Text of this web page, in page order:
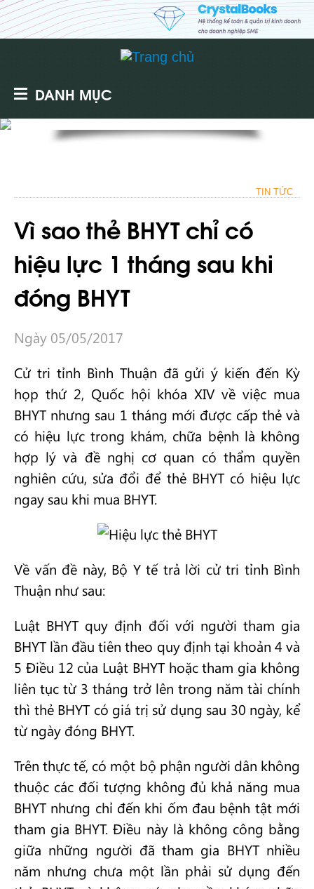
DANH MỤC
TIN TỨC
Vì sao thẻ BHYT chỉ có
hiệu lực 1 tháng sau khi
đóng BHYT
Ngày 05/05/2017
Cử tri tỉnh Bình Thuận đã gửi ý kiến đến Kỳ
họp thứ 2, Quốc hội khóa XIV về việc mua
BHYT nhưng sau 1 tháng mới được cấp thẻ và
có hiệu lực trong khám, chữa bệnh là không
hợp lý và đề nghị cơ quan có thẩm quyền
nghiên cứu, sửa đổi để thẻ BHYT có hiệu lực
ngay sau khi mua BHYT.
Về vấn đề này, Bộ Y tế trả lời cử tri tỉnh Bình
Thuận như sau:
Luật BHYT quy định đối với người tham gia
BHYT lần đầu tiên theo quy định tại khoản 4 và
5 Điều 12 của Luật BHYT hoặc tham gia không
liên tục từ 3 tháng trở lên trong năm tài chính
thì thẻ BHYT có giá trị sử dụng sau 30 ngày, kể
từ ngày đóng BHYT.
Trên thực tế, có một bộ phận người dân không
thuộc các đối tượng không đủ khả năng mua
BHYT nhưng chỉ đến khi ốm đau bệnh tật mới
tham gia BHYT. Điều này là không công bằng
giữa những người đã tham gia BHYT nhiều
năm nhưng chưa một lần phải sử dụng đến